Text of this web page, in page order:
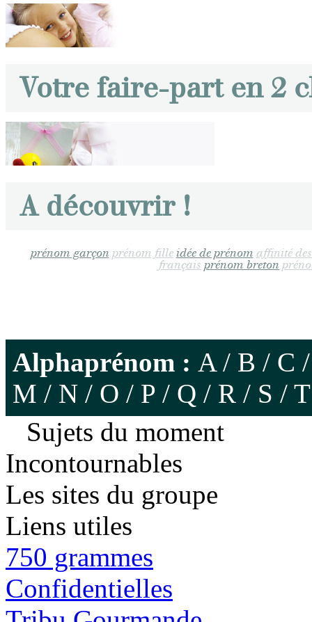
Votre faire-part en 2
A découvrir !
prénom garçon prénom fille idée de prénom affinité
français prénom breton
Alphaprénom : A / B / C
M / N / O / P / Q / R / S / T
Sujets du moment
Incontournables
Les sites du groupe
Liens utiles
750 grammes
Confidentielles